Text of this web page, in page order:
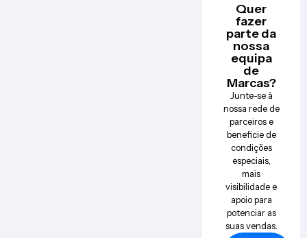
Quer
fazer
parte da
nossa
equipa
de
Marcas?
Junte-se à
nossa rede de
parceiros e
beneficie de
condições
especiais,
mais
visibilidade e
apoio para
potenciar as
suas vendas.